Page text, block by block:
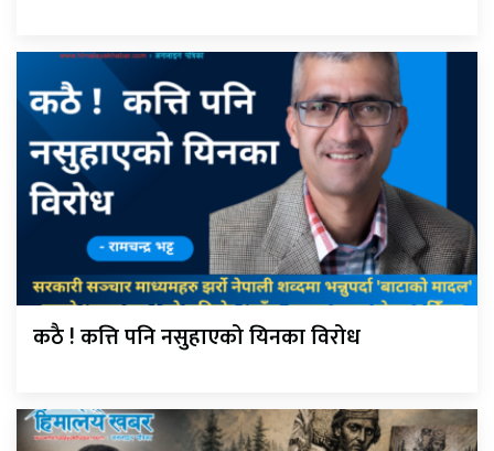
कठै ! कत्ति पनि नसुहाएको यिनका विरोध